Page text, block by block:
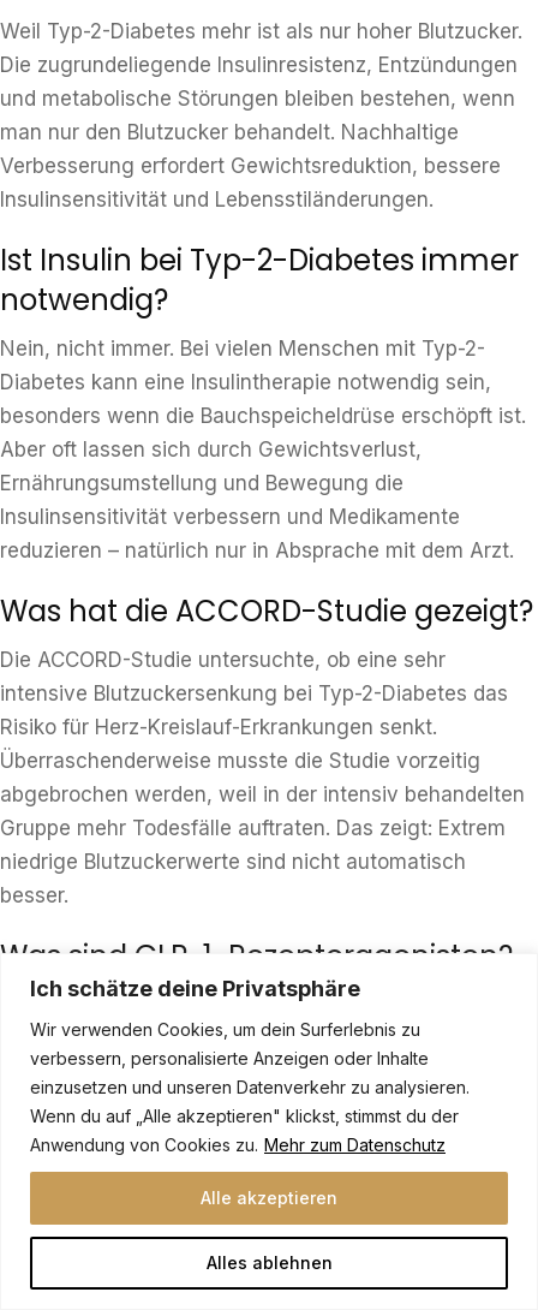
Ich schätze deine Privatsphäre
Wir verwenden Cookies, um dein Surferlebnis zu
verbessern, personalisierte Anzeigen oder Inhalte
einzusetzen und unseren Datenverkehr zu analysieren.
Wenn du auf „Alle akzeptieren" klickst, stimmst du der
Anwendung von Cookies zu. Mehr zum Datenschutz
Alles ablehnen
Alle akzeptieren
Weil Typ-2-Diabetes mehr ist als nur hoher Blutzucker.
Die zugrundeliegende Insulinresistenz, Entzündungen
und metabolische Störungen bleiben bestehen, wenn
man nur den Blutzucker behandelt. Nachhaltige
Verbesserung erfordert Gewichtsreduktion, bessere
Insulinsensitivität und Lebensstiländerungen.
Ist Insulin bei Typ-2-Diabetes immer
notwendig?
Nein, nicht immer. Bei vielen Menschen mit Typ-2-
Diabetes kann eine Insulintherapie notwendig sein,
besonders wenn die Bauchspeicheldrüse erschöpft ist.
Aber oft lassen sich durch Gewichtsverlust,
Ernährungsumstellung und Bewegung die
Insulinsensitivität verbessern und Medikamente
reduzieren – natürlich nur in Absprache mit dem Arzt.
Was hat die ACCORD-Studie gezeigt?
Die ACCORD-Studie untersuchte, ob eine sehr
intensive Blutzuckersenkung bei Typ-2-Diabetes das
Risiko für Herz-Kreislauf-Erkrankungen senkt.
Überraschenderweise musste die Studie vorzeitig
abgebrochen werden, weil in der intensiv behandelten
Gruppe mehr Todesfälle auftraten. Das zeigt: Extrem
niedrige Blutzuckerwerte sind nicht automatisch
besser.
Was sind GLP-1-Rezeptoragonisten?
GLP-1-Rezeptoragonisten (wie Semaglutid oder
Ozempic) sind moderne Diabetes-Medikamente, die
den Blutzucker senken, Gewichtsverlust fördern und
das Risiko für Herzinfarkt und Schlaganfall reduzieren.
Sie ahmen das körpereigene Hormon GLP-1 nach und
sind oft die erste Wahl bei Typ-2-Diabetes.
Was sind SGLT2-Hemmer?
SGLT2-Hemmer (wie Empagliflozin) sorgen dafür, dass